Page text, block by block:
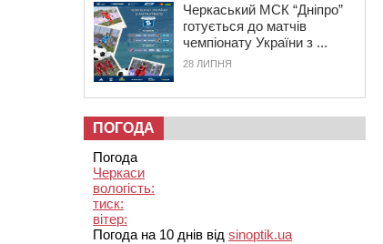
Черкаський МСК “Дніпро”
готується до матчів
чемпіонату України з ...
28 ЛИПНЯ
ПОГОДА
Погода
Черкаси
вологість:
тиск:
вітер:
Погода на 10 днів від sinoptik.ua